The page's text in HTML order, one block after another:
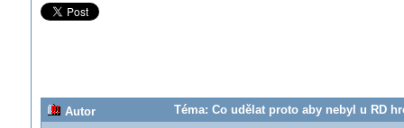
Autor
Téma: Co udělat proto aby nebyl u RD